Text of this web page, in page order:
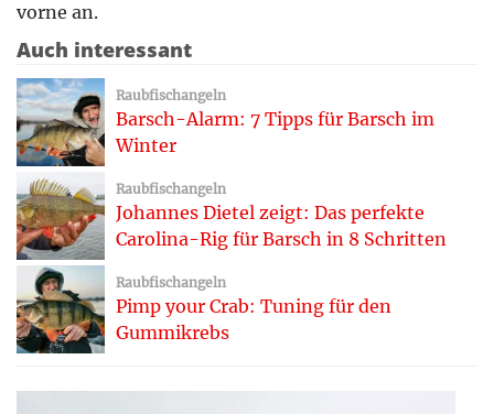
vorne an.
Auch interessant
Raubfischangeln
Barsch-Alarm: 7 Tipps für Barsch im
Winter
Raubfischangeln
Johannes Dietel zeigt: Das perfekte
Carolina-Rig für Barsch in 8 Schritten
Raubfischangeln
Pimp your Crab: Tuning für den
Gummikrebs